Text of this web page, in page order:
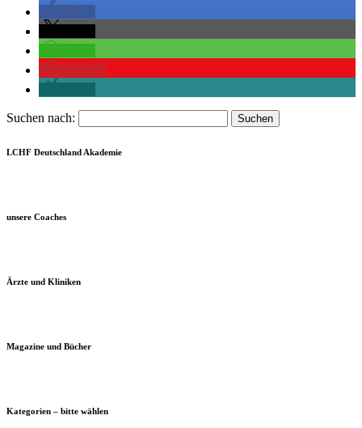
Suchen nach:
LCHF Deutschland Akademie
unsere Coaches
Ärzte und Kliniken
Magazine und Bücher
Kategorien – bitte wählen